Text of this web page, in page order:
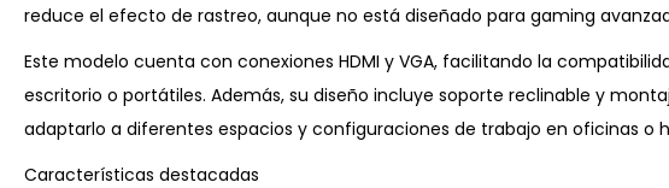
reduce el efecto de rastreo, aunque no está diseñado para gaming
Este modelo cuenta con conexiones HDMI y VGA, facilitando la
escritorio o portátiles. Además, su diseño incluye soporte reclinable y
adaptarlo a diferentes espacios y configuraciones de trabajo en oficinas o
Características destacadas